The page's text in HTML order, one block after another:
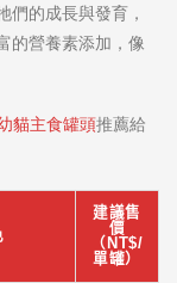
們的成長與發育，
的營養素添加，像
貓主食罐頭推薦給
建議售
價
（NT$/
單罐）